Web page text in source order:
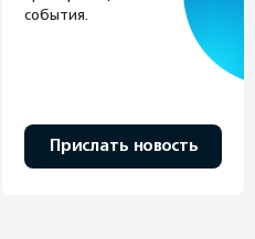
события.
Прислать новость